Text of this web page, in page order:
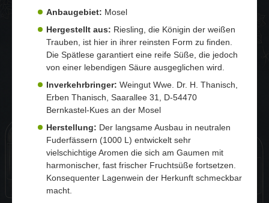
Anbaugebiet: Mosel
Hergestellt aus: Riesling, die Königin der weißen
Trauben, ist hier in ihrer reinsten Form zu finden.
Die Spätlese garantiert eine reife Süße, die jedoch
von einer lebendigen Säure ausgeglichen wird.
Inverkehrbringer: Weingut Wwe. Dr. H. Thanisch,
Erben Thanisch, Saarallee 31, D-54470
Bernkastel-Kues an der Mosel
Herstellung: Der langsame Ausbau in neutralen
Fuderfässern (1000 L) entwickelt sehr
vielschichtige Aromen die sich am Gaumen mit
harmonischer, fast frischer Fruchtsüße fortsetzen.
Konsequenter Lagenwein der Herkunft schmeckbar
macht.